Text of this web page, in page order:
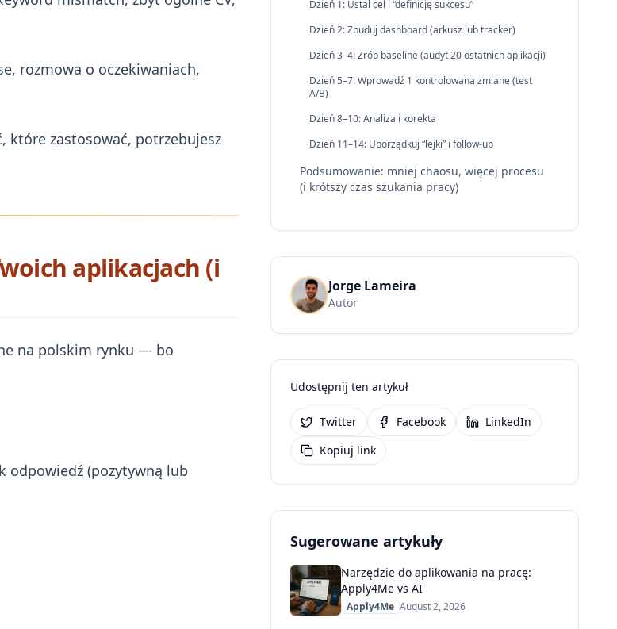
rozmowa o oczekiwaniach,
które zastosować, potrzebujesz
aplikacjach (i
na polskim rynku — bo
odpowiedź (pozytywną lub
Dzień 1: Ustal cel i “definicję sukcesu”
Dzień 2: Zbuduj dashboard (arkusz lub tracker)
Dzień 3–4: Zrób baseline (audyt 20 ostatnich aplikacji)
Dzień 5–7: Wprowadź 1 kontrolowaną zmianę (test
A/B)
Dzień 8–10: Analiza i korekta
Dzień 11–14: Uporządkuj “lejki” i follow-up
Podsumowanie: mniej chaosu, więcej procesu
(i krótszy czas szukania pracy)
Jorge Lameira
Autor
Udostępnij ten artykuł
Twitter Facebook
LinkedIn
Kopiuj link
Sugerowane artykuły
Narzędzie do aplikowania na pracę:
Apply4Me vs AI
Apply4Me August 2, 2026